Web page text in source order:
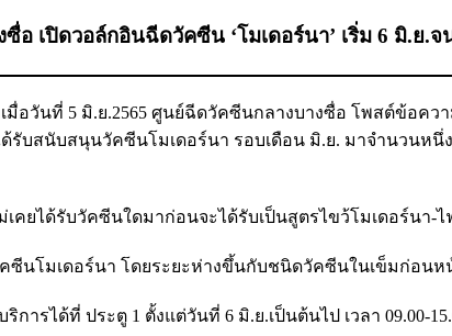
อ เปิดวอล์กอินฉีดวัคซีน ‘โมเดอร์นา’ เริ่ม 6 มิ.ย.
มื่อวันที่ 5 มิ.ย.2565 ศูนย์ฉีดวัคซีนกลางบางซื่อ โพสต์ข้อคว
รับสนับสนุนวัคซีนโมเดอร์นา รอบเดือน มิ.ย. มาจำนวนหนึ่
เคยได้รับวัคซีนใดมาก่อนจะได้รับเป็นสูตรไขว้โมเดอร์นา-ไ
คซีนโมเดอร์นา โดยระยะห่างขึ้นกับชนิดวัคซีนในเข็มก่อนห
การได้ที่ ประตู 1 ตั้งแต่วันที่ 6 มิ.ย.เป็นต้นไป เวลา 09.00-